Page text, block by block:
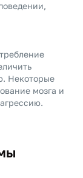
Некоторые
мозга и